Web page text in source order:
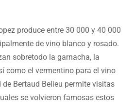
produce entre 30 000 y 40 000
de vino blanco y rosado.
sobretodo la garnacha, la
como el vermentino para el vino
Bertaud Belieu permite visitas
se volvieron famosas estos